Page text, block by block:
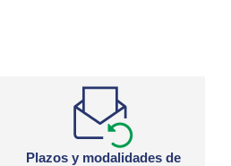
Plazos y modalidades de